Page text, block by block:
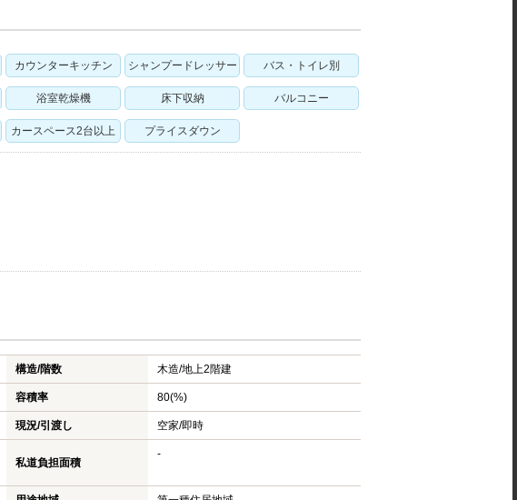
カウンターキッチン シャンプードレッサー バス・トイレ別
浴室乾燥機 床下収納 バルコニー
カースペース2台以上 プライスダウン
構造/階数 木造/地上2階建
容積率 80(%)
現況/引渡し 空家/即時
私道負担面積
-